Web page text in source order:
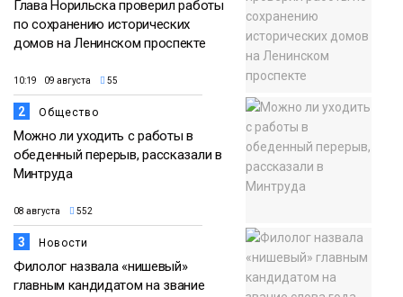
Глава Норильска проверил работы
по сохранению исторических
домов на Ленинском проспекте
10:19 09 августа 55
2 Общество
Можно ли уходить с работы в
обеденный перерыв, рассказали в
Минтруда
08 августа 552
3 Новости
Филолог назвала «нишевый»
главным кандидатом на звание